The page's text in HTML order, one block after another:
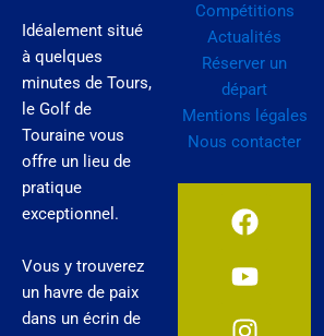
Idéalement situé
à quelques
minutes de Tours,
le Golf de
Touraine vous
offre un lieu de
pratique
exceptionnel.
Vous y trouverez
un havre de paix
dans un écrin de
Compétitions
Actualités
Réserver un
départ
Mentions légales
Nous contacter
F
a
c
e
b
Y
o
u
t
u
I
n
s
t
a